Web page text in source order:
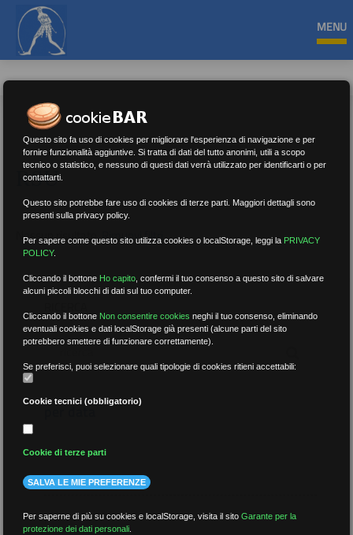
MENU
RSU
Nessun risultato.Rimuovi filtri
per data
più recenti
Questo sito fa uso di cookies per migliorare l'esperienza di navigazione e per
fornire funzionalità aggiuntive. Si tratta di dati del tutto anonimi, utili a scopo
tecnico o statistico, e nessuno di questi dati verrà utilizzato per identificarti o per
contattarti.
Questo sito potrebbe fare uso di cookies di terze parti. Maggiori dettagli sono
presenti sulla privacy policy.
Per sapere come questo sito utilizza cookies o localStorage, leggi la PRIVACY
POLICY.
Cliccando il bottone Ho capito ,confermi il tuo consenso a questo sito di salvare
alcuni piccoli blocchi di dati sul tuo computer.
Cliccando il bottone Non consentire cookies neghi il tuo consenso, eliminando
eventuali cookies e dati localStorage già presenti (alcune parti del sito
potrebbero smettere di funzionare correttamente).
Se preferisci, puoi selezionare quali tipologie di cookies ritieni accettabili:
Cookie tecnici (obbligatorio)
Cookie di terze parti
SALVA LE MIE PREFERENZE
Per saperne di più su cookies e localStorage, visita il sitoGarante per la
protezione dei dati personali